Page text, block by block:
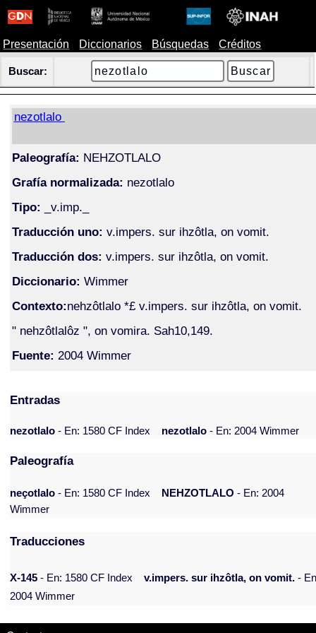
Presentación Diccionarios Búsquedas Créditos
Buscar:
nezotlalo
Paleografía: NEHZOTLALO
Grafía normalizada: nezotlalo
Tipo: _v.imp._
Traducción uno: v.impers. sur ihzôtla, on vomit.
Traducción dos: v.impers. sur ihzôtla, on vomit.
Diccionario: Wimmer
Contexto:nehzôtlalo *£ v.impers. sur ihzôtla, on vomit.
" nehzôtlalôz ", on vomira. Sah10,149.
Fuente: 2004 Wimmer
Entradas
nezotlalo- En: 1580 CF Index nezotlalo- En: 2004 Wimmer
Paleografía
neçotlalo - En: 1580 CF Index NEHZOTLALO - En: 2004
Wimmer
Traducciones
X-145 - En: 1580 CF Index v.impers. sur ihzôtla, on vomit. -
2004 Wimmer